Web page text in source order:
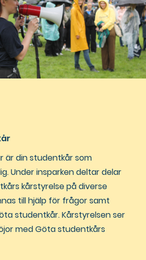
är din studentkår som
Under insparken deltar delar
kårstyrelse på diverse
till hjälp för frågor samt
studentkår. Kårstyrelsen ser
med Göta studentkårs